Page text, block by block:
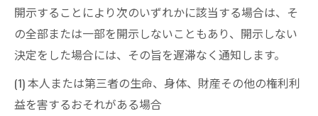
開示することにより次のいずれかに該当する場合は、そ
の全部または一部を開示しないこともあり、開示しない
決定をした場合には、その旨を遅滞なく通知します。
(1) 本人または第三者の生命、身体、財産その他の権利利
益を害するおそれがある場合